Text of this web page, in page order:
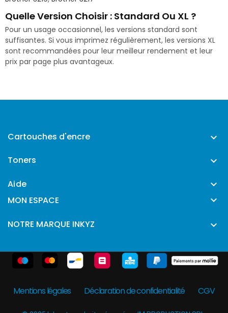
Quelle Version Choisir : Standard Ou XL ?
Pour un usage occasionnel, les versions standard sont
suffisantes. Si vous imprimez régulièrement, les versions XL
sont recommandées pour leur meilleur rendement et leur
prix par page plus avantageux.
Cartouches d'encre 
Toners 
Aide 
MON ESPACE 
NOTRE MARQUE INKYZ 
Mentions légales Déclaration de confidentialité CGV